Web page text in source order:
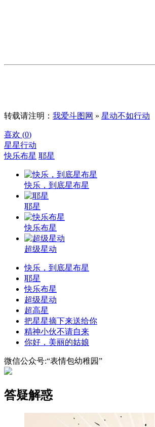
转载请注明： 我爱斗图网 » 星动不如行动
喜欢 (0)
星星行动
快乐布星 耶星
快乐，到底星布星
耶星
快乐布星
超级星动
快乐，到底星布星
耶星
快乐布星
超级星动
超高星
把星星摘下来送给你
精神小伙不请自来
你好，美丽的姑娘
微信公众号:“表情包幼稚园”
答疑解惑